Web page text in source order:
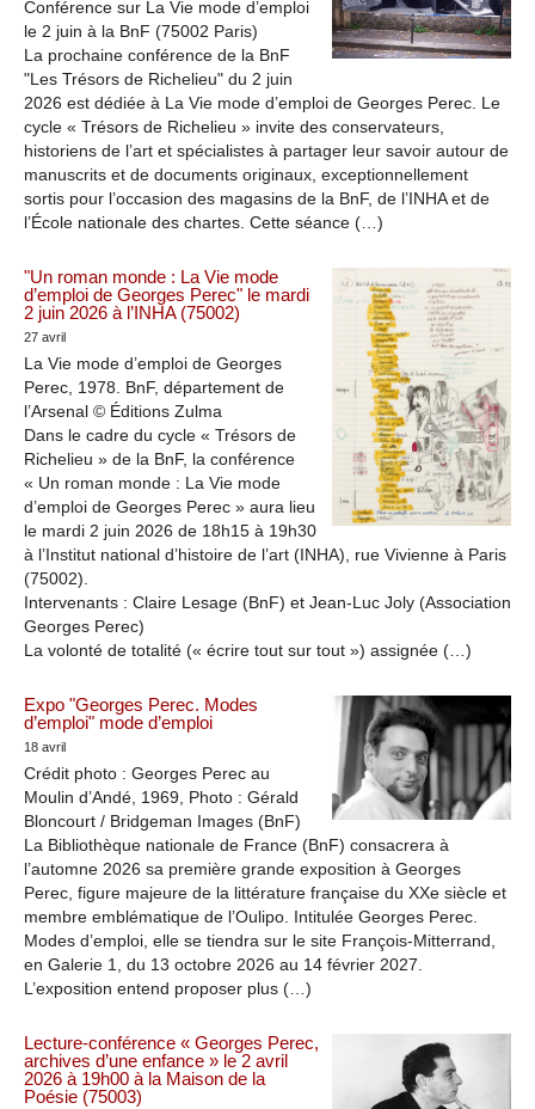
Conférence sur La Vie mode d’emploi
le 2 juin à la BnF (75002 Paris)
La prochaine conférence de la BnF
"Les Trésors de Richelieu" du 2 juin
2026 est dédiée à La Vie mode d’emploi de Georges Perec. Le
cycle « Trésors de Richelieu » invite des conservateurs,
historiens de l’art et spécialistes à partager leur savoir autour de
manuscrits et de documents originaux, exceptionnellement
sortis pour l’occasion des magasins de la BnF, de l’INHA et de
l’École nationale des chartes. Cette séance (…)
"Un roman monde : La Vie mode
d’emploi de Georges Perec" le mardi
2 juin 2026 à l’INHA (75002)
27 avril
La Vie mode d’emploi de Georges
Perec, 1978. BnF, département de
l’Arsenal © Éditions Zulma
Dans le cadre du cycle « Trésors de
Richelieu » de la BnF, la conférence
« Un roman monde : La Vie mode
d’emploi de Georges Perec » aura lieu
le mardi 2 juin 2026 de 18h15 à 19h30
à l’Institut national d’histoire de l’art (INHA), rue Vivienne à Paris
(75002).
Intervenants : Claire Lesage (BnF) et Jean-Luc Joly (Association
Georges Perec)
La volonté de totalité (« écrire tout sur tout ») assignée (…)
Expo "Georges Perec. Modes
d’emploi" mode d’emploi
18 avril
Crédit photo : Georges Perec au
Moulin d’Andé, 1969, Photo : Gérald
Bloncourt / Bridgeman Images (BnF)
La Bibliothèque nationale de France (BnF) consacrera à
l’automne 2026 sa première grande exposition à Georges
Perec, figure majeure de la littérature française du XXe siècle et
membre emblématique de l’Oulipo. Intitulée Georges Perec.
Modes d’emploi, elle se tiendra sur le site François-Mitterrand,
en Galerie 1, du 13 octobre 2026 au 14 février 2027.
L’exposition entend proposer plus (…)
Lecture-conférence « Georges Perec,
archives d’une enfance » le 2 avril
2026 à 19h00 à la Maison de la
Poésie (75003)